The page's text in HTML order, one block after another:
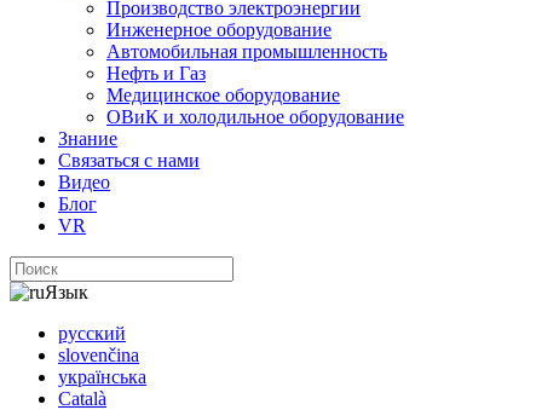
Производство электроэнергии
Инженерное оборудование
Автомобильная промышленность
Нефть и Газ
Медицинское оборудование
ОВиК и холодильное оборудование
Знание
Связаться с нами
Видео
Блог
VR
Язык
русский
slovenčina
українська
Català